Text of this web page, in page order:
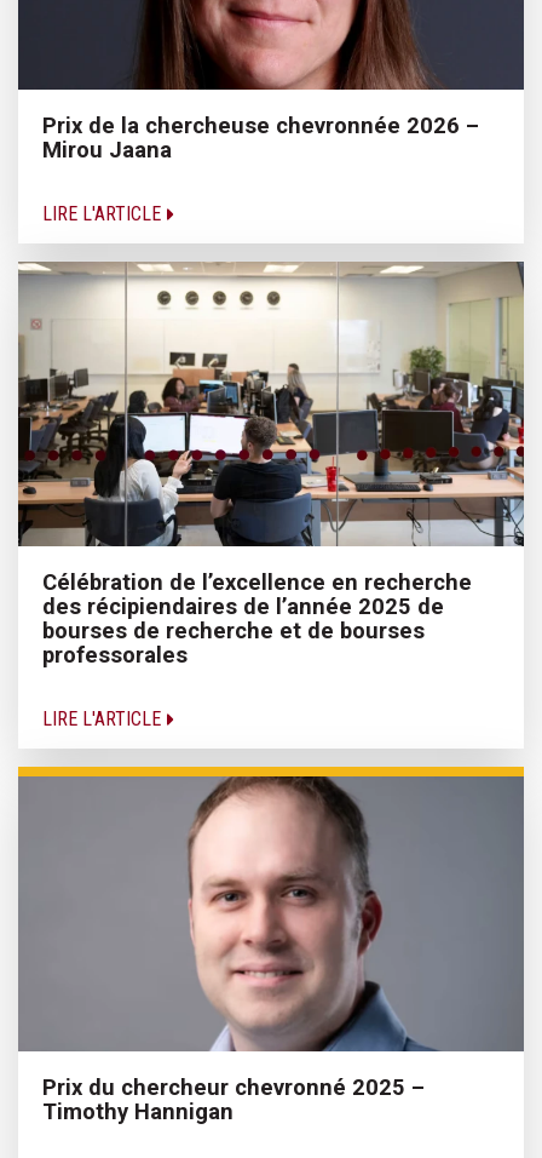
Prix de la chercheuse chevronnée 2026 –
Mirou Jaana
LIRE L'ARTICLE
Célébration de l’excellence en recherche
des récipiendaires de l’année 2025 de
bourses de recherche et de bourses
professorales
LIRE L'ARTICLE
Prix du chercheur chevronné 2025 –
Timothy Hannigan